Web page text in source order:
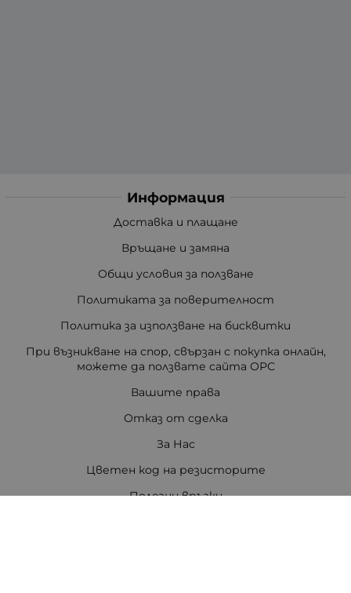
Информация
Доставка и плащане
Връщане и замяна
Общи условия за ползване
Политиката за поверителност
Политика за използване на бисквитки
При възникване на спор, свързан с покупка онлайн,
можете да ползвате сайта ОРС
Вашите права
Отказ от сделка
За Нас
Цветен код на резисторите
Полезни връзки